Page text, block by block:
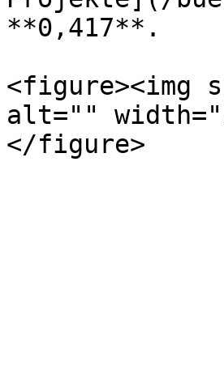
**0,417**.
<figure><img
alt=""